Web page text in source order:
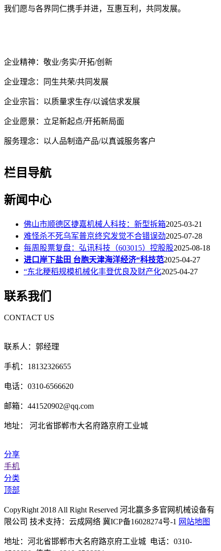
我们愿与各界同仁携手并进，互惠互利，共同发展。
企业精神：敬业/务实/开拓/创新
企业理念：同生共荣/共同发展
企业宗旨：以质量求生存/以诚信求发展
企业愿景：立足新起点/开拓新局面
服务理念：以人品制造产品/以真诚服务客户
栏目导航
新闻中心
佛山市顺德区捷嘉机械人科技：新型拆箱2025-03-21
难怪杀不死乌军普京终究发觉不合错误劲2025-07-28
每周股票复盘：弘讯科技（603015）控股股2025-08-18
进口岸下盐田 台胞天津海洋经济“科技范2025-04-27
“东北粳稻规模机械化丰登优良及财产化2025-04-27
联系我们
CONTACT US
联系人：郭经理
手机：18132326655
电话：0310-6566620
邮箱：441520902@qq.com
地址： 河北省邯郸市大名府路京府工业城
分享
手机
分类
顶部
CopyRight 2018 All Right Reserved 河北赢多多官网机械设备有
限公司 技术支持：云成网络 冀ICP备16028274号-1 网站地图
地址：河北省邯郸市大名府路京府工业城 电话：0310-